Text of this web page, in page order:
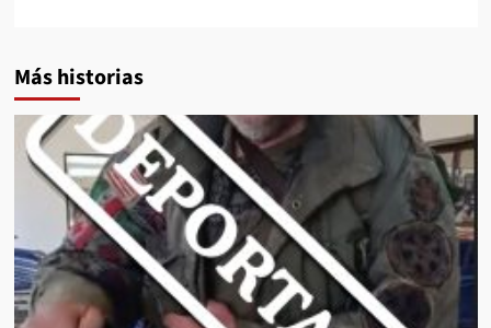
Más historias